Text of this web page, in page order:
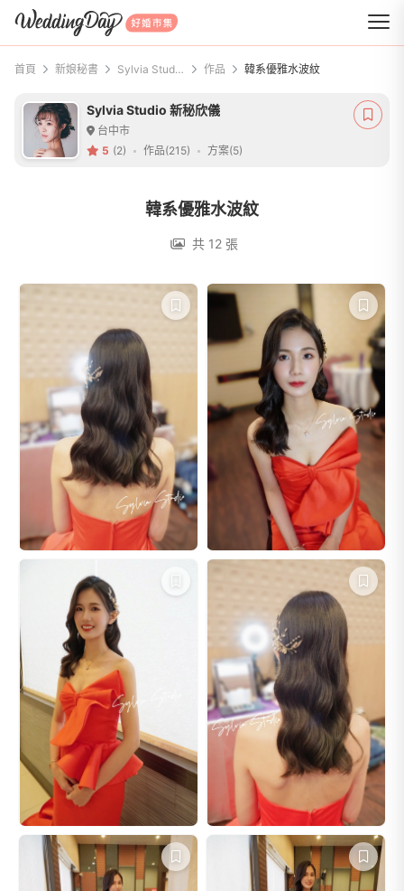
WeddingDay 好婚市集
首頁 新娘秘書 Sylvia Studio 新秘欣儀 作品 韓系優雅水波紋
Sylvia Studio 新秘欣儀
台中市
5 (2) 作品(215) 方案(5)
韓系優雅水波紋
共 12 張